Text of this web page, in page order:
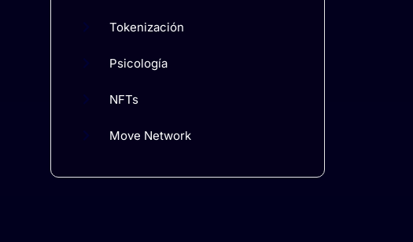
Tokenización
Psicología
NFTs
Move Network